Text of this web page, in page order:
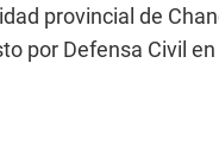
provincial de
por Defensa Civil